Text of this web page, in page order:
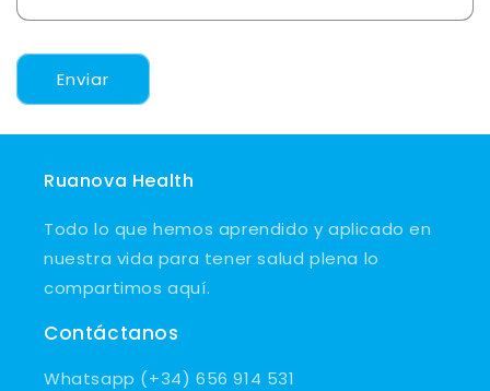
Enviar
Ruanova Health
Todo lo que hemos aprendido y aplicado en
nuestra vida para tener salud plena lo
compartimos aquí.
Contáctanos
Whatsapp (+34) 656 914 531